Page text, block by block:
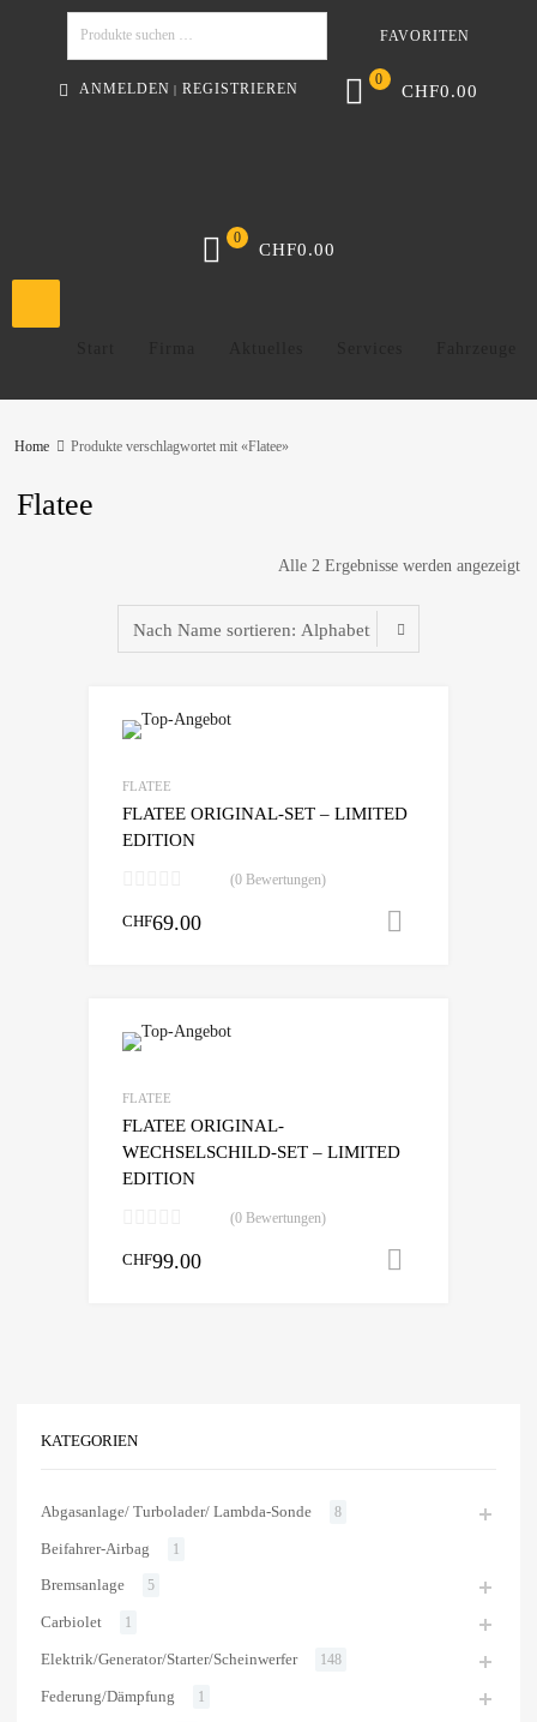
FAVORITEN
ANMELDEN | REGISTRIEREN CHF0.00
0
CHF0.00
0
Home Produkte verschlagwortet mit «Flatee»
Flatee
Alle 2 Ergebnisse werden angezeigt
FLATEE
FLATEE ORIGINAL-SET – LIMITED
EDITION
(0 Bewertungen)
CHF69.00
FLATEE
FLATEE ORIGINAL-
WECHSELSCHILD-SET – LIMITED
EDITION
(0 Bewertungen)
CHF99.00
KATEGORIEN
Abgasanlage/ Turbolader/ Lambda-Sonde 8
Beifahrer-Airbag 1
Bremsanlage 5
Carbiolet 1
Elektrik/Generator/Starter/Scheinwerfer 148
Federung/Dämpfung 1